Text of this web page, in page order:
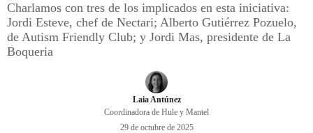
ÍDOLOS DE MESAS
CUADERNO DE VIAJE
Charlamos con tres de los implicados en esta iniciativa:
Jordi Esteve, chef de Nectari; Alberto Gutiérrez Pozuelo,
de Autism Friendly Club; y Jordi Mas, presidente de La
Boqueria
Laia Antúnez
Coordinadora de Hule y Mantel
29 de octubre de 2025